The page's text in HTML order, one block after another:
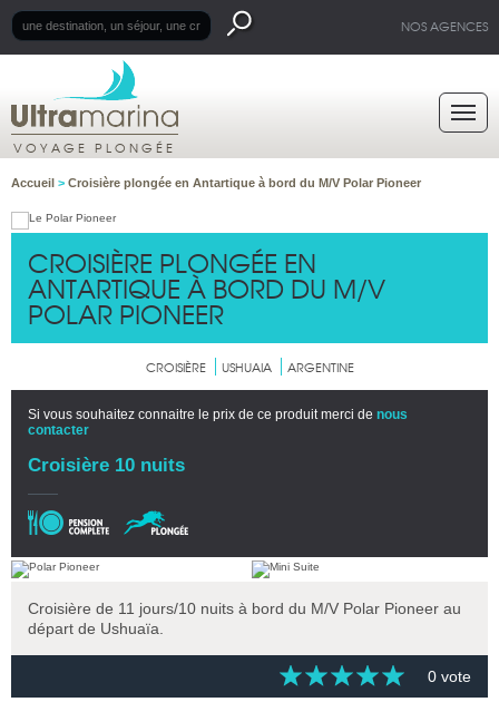
NOS AGENCES
VOYAGE PLONGÉE
Accueil > Croisière plongée en Antartique à bord du M/V Polar Pioneer
CROISIÈRE PLONGÉE EN
ANTARTIQUE À BORD DU M/V
POLAR PIONEER
CROISIÈRE USHUAIA ARGENTINE
Si vous souhaitez connaitre le prix de ce produit merci de nous
contacter
Croisière 10 nuits
Croisière de 11 jours/10 nuits à bord du M/V Polar Pioneer au
départ de Ushuaïa.
0 vote